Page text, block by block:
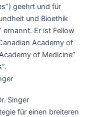
geehrt und für
und Bioethik
ernannt. Er ist Fellow
Academy of
of Medicine”
Singer
für einen breiteren